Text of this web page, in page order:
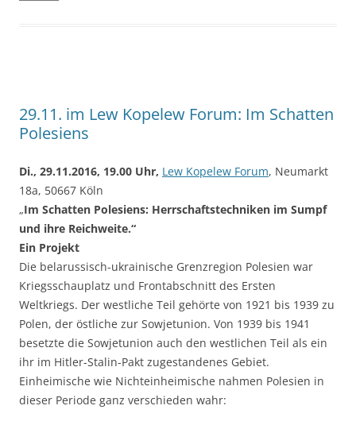
29.11. im Lew Kopelew Forum: Im Schatten
Polesiens
Di., 29.11.2016, 19.00 Uhr, Lew Kopelew Forum, Neumarkt
18a, 50667 Köln
„Im Schatten Polesiens: Herrschaftstechniken im Sumpf
und ihre Reichweite.“
Ein Projekt
Die belarussisch-ukrainische Grenzregion Polesien war
Kriegsschauplatz und Frontabschnitt des Ersten
Weltkriegs. Der westliche Teil gehörte von 1921 bis 1939 zu
Polen, der östliche zur Sowjetunion. Von 1939 bis 1941
besetzte die Sowjetunion auch den westlichen Teil als ein
ihr im Hitler-Stalin-Pakt zugestandenes Gebiet.
Einheimische wie Nichteinheimische nahmen Polesien in
dieser Periode ganz verschieden wahr: